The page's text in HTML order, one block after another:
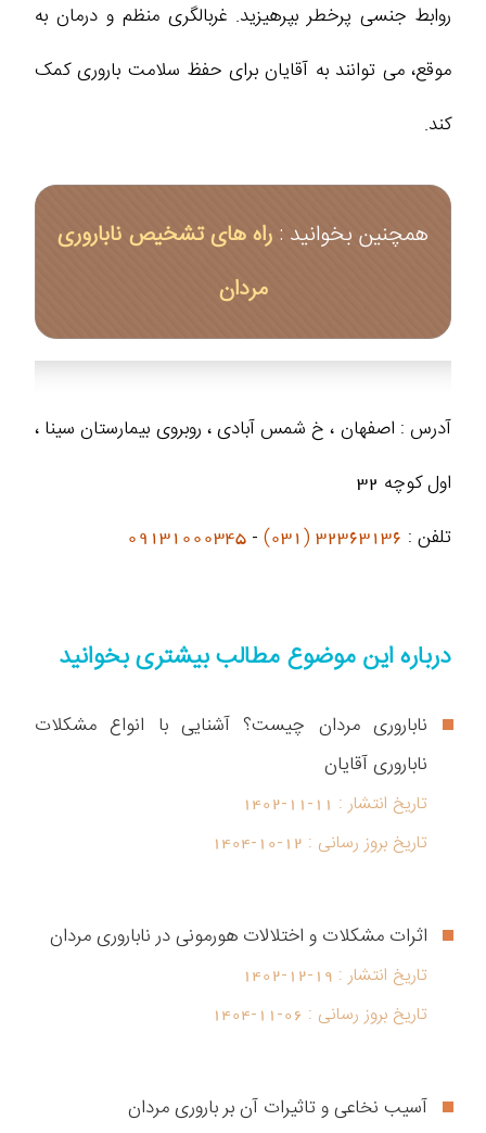
روابط جنسی پرخطر بپرهیزید. غربالگری منظم و درمان به
موقع، می‌ توانند به آقایان برای حفظ سلامت باروری کمک
کند.
همچنین بخوانید : راه های تشخیص ناباروری
مردان
آدرس : اصفهان ، خ شمس آبادی ، روبروی بیمارستان سینا ،
اول کوچه 32
تلفن : 32363136 (031)
-
09131000345
درباره این موضوع مطالب بیشتری بخوانید
ناباروری مردان چیست؟ آشنایی با انواع مشکلات
ناباروری آقایان
تاریخ انتشار : 1402-11-11
تاریخ بروز رسانی : 1404-10-12
اثرات مشکلات و اختلالات هورمونی در ناباروری مردان
تاریخ انتشار : 1402-12-19
تاریخ بروز رسانی : 1404-11-06
آسیب نخاعی و تاثیرات آن بر باروری مردان